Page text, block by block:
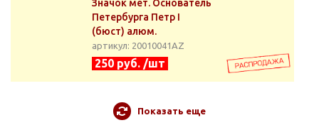
Значок мет. Основатель
Петербурга Петр I
(бюст) алюм.
артикул: 20010041АZ
250 руб. /шт
Показать еще